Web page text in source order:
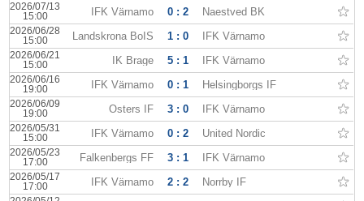
2026/07/13
15:00
IFK Värnamo 0 : 2 Naestved BK
2026/06/28
15:00
Landskrona BoIS 1 : 0 IFK Värnamo
2026/06/21
15:00
IK Brage 5 : 1 IFK Värnamo
2026/06/16
19:00
IFK Värnamo 0 : 1 Helsingborgs IF
2026/06/09
19:00
Östers IF 3 : 0 IFK Värnamo
2026/05/31
15:00
IFK Värnamo 0 : 2 United Nordic
2026/05/23
17:00
Falkenbergs FF 3 : 1 IFK Värnamo
2026/05/17
17:00
IFK Värnamo 2 : 2 Norrby IF